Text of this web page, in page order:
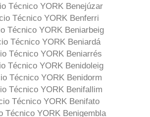
Técnico YORK Benejúzar
Técnico YORK Benferri
Técnico YORK Beniarbeig
Técnico YORK Beniardá
Técnico YORK Beniarrés
Técnico YORK Benidoleig
Técnico YORK Benidorm
Técnico YORK Benifallim
Técnico YORK Benifato
Técnico YORK Benigembla